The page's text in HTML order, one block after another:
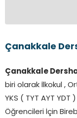
Çanakkale
Çanakkale
biri olarak İlkokul ,
YKS ( TYT AYT YDT )
Öğrencileri İçin